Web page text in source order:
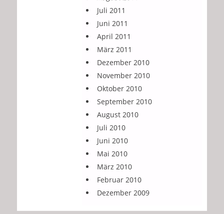
Juli 2011
Juni 2011
April 2011
März 2011
Dezember 2010
November 2010
Oktober 2010
September 2010
August 2010
Juli 2010
Juni 2010
Mai 2010
März 2010
Februar 2010
Dezember 2009